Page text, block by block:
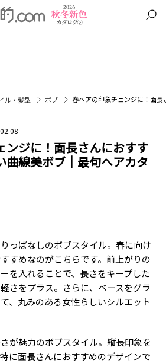
ル・髪型 ボブ 春ヘアの印象チェンジに！面
ンジに！面長さんにおすす
曲線美ボブ｜最旬ヘアカタ
っぱなしのボブスタイル。春に向け
すめなのがこちらです。前上がりの
を入れることで、長さをキープした
さをプラス。さらに、ベースをグラ
、丸みのある女性らしいシルエット
が魅力のボブスタイル。縦長印象を
に面長さんにおすすめのデザインで